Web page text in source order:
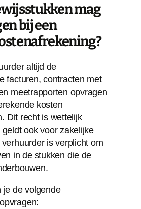
mag
bij een
altijd de
facturen, contracten met
meetrapporten opvragen
kosten
Dit recht is wettelijk
ook voor zakelijke
is verplicht om
in de stukken die de
je de volgende